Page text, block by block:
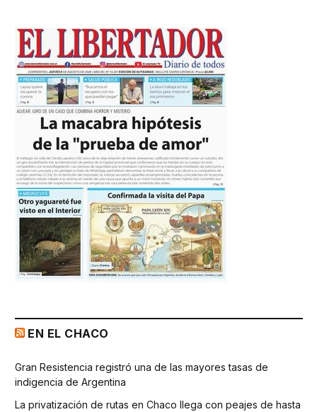
EN EL CHACO
Gran Resistencia registró una de las mayores tasas de
indigencia de Argentina
La privatización de rutas en Chaco llega con peajes de hasta